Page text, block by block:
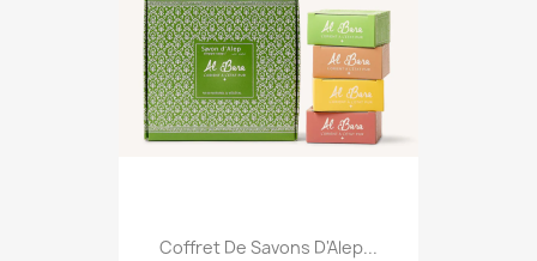
Coffret De Savons D'Alep...